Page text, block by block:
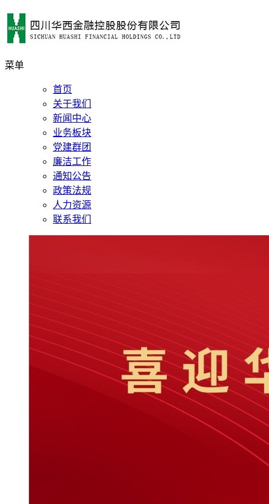
菜单
首页
关于我们
新闻中心
业务板块
党建群团
廉洁工作
通知公告
政策法规
人力资源
联系我们